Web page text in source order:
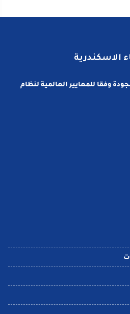
الاسكندرية
وفقا للمعايير العالمية لنظام